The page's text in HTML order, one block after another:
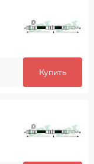
Купить